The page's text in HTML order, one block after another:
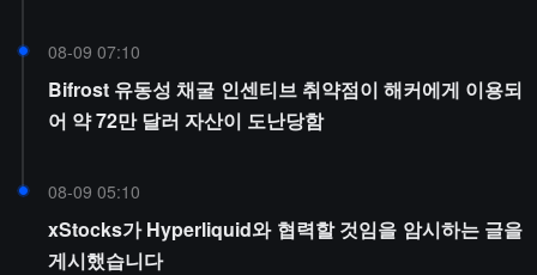
08-09 07:10
Bifrost 유동성 채굴 인센티브 취약점이 해커에게 이용되
어 약 72만 달러 자산이 도난당함
08-09 05:10
xStocks가 Hyperliquid와 협력할 것임을 암시하는 글을
게시했습니다